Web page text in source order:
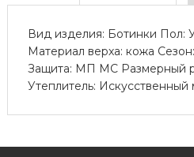
Вид изделия: Ботинки Пол:
Материал верха: кожа
Защита: МП МС Размерный
Утеплитель: